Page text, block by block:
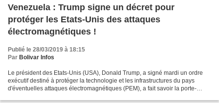
Venezuela : Trump signe un décret pour
protéger les Etats-Unis des attaques
électromagnétiques !
Publié le 28/03/2019 à 18:15
Par Bolivar Infos
Le président des Etats-Unis (USA), Donald Trump, a signé mardi un ordre
exécutif destiné à protéger la technologie et les infrastructures du pays
d'éventuelles attaques électromagnétiques (PEM), a fait savoir la porte-